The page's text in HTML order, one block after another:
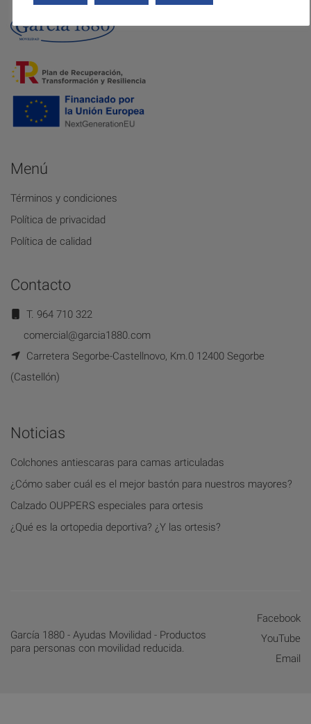
Menú
Términos y condiciones
Política de privacidad
Política de calidad
Contacto
T. 964 710 322
comercial@garcia1880.com
Carretera Segorbe-Castellnovo, Km.0 12400 Segorbe
(Castellón)
Noticias
Colchones antiescaras para camas articuladas
¿Cómo saber cuál es el mejor bastón para nuestros mayores?
Calzado OUPPERS especiales para ortesis
¿Qué es la ortopedia deportiva? ¿Y las ortesis?
Facebook
YouTube
Email
García 1880 - Ayudas Movilidad - Productos
para personas con movilidad reducida.